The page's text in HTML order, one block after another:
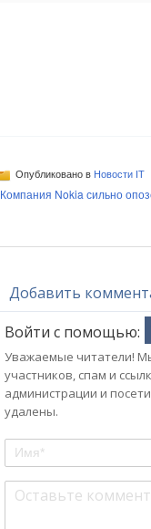
Опубликовано в Новости IT
Компания Nokia сильно
Добавить
Войти с помощью:
Уважаемые читатели!
участников, спам и
администрации и
удалены.